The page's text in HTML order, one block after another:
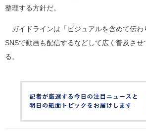
整理する方針だ。
ガイドラインは「ビジュアルを含めて伝わ
SNSで動画も配信するなどして広く普及さ
る。